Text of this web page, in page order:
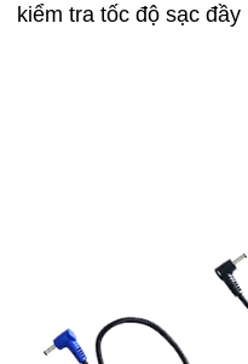
kiểm tra tốc độ sạc đầy